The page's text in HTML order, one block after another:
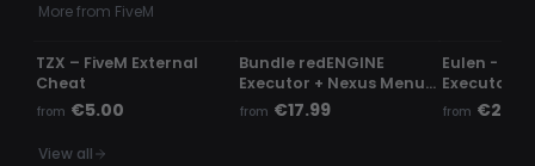
More from FiveM
UNDETECTED
TZX – FiveM External
Cheat
from €5.00
Bundle redENGINE
Executor + Nexus Menu |
Phaze Menu
from €17.99
Eulen -
Executor
from
View all